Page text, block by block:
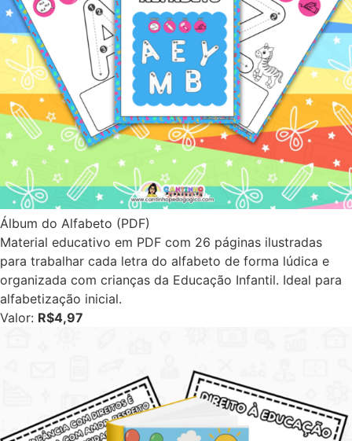
Álbum do Alfabeto (PDF)
Material educativo em PDF com 26 páginas ilustradas
para trabalhar cada letra do alfabeto de forma lúdica e
organizada com crianças da Educação Infantil. Ideal para
alfabetização inicial.
Valor: R$4,97